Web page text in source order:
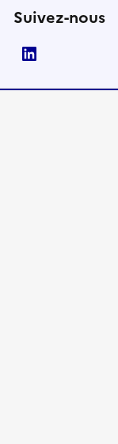
Suivez-nous